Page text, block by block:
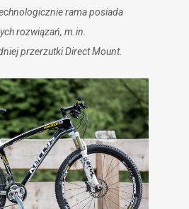
rama posiada
rozwiązań, m.in.
przerzutki Direct Mount.